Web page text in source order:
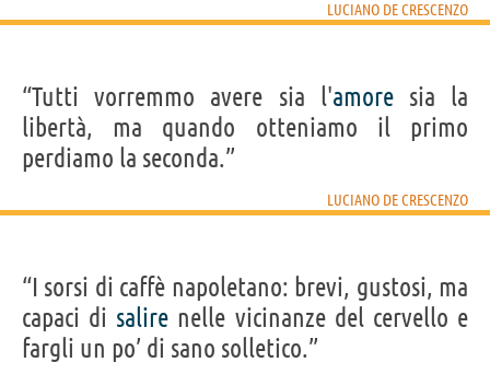
LUCIANO DE CRESCENZO
“Tutti vorremmo avere sia l'amoresia la
libertà, ma quando otteniamo il primo
perdiamo la seconda.”
LUCIANO DE CRESCENZO
“I sorsi di caffè napoletano: brevi, gustosi, ma
capaci di salire nelle vicinanze del cervello e
fargli un po’ di sano solletico.”